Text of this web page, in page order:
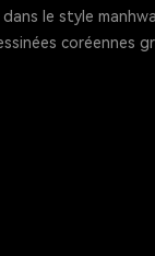
le style
coréennes